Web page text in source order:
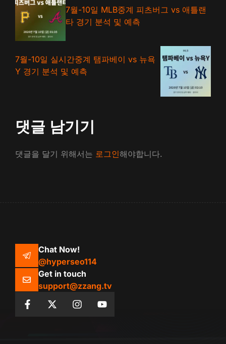
7월-10일 MLB중계 피츠버그 vs 애틀랜
타 경기 분석 및 예측
7월-10일 실시간중계 탬파베이 vs 뉴욕
Y 경기 분석 및 예측
댓글 남기기
댓글을 달기 위해서는 로그인해야합니다.
Chat Now!
@hyperseo114
Get in touch
support@zzang.tv